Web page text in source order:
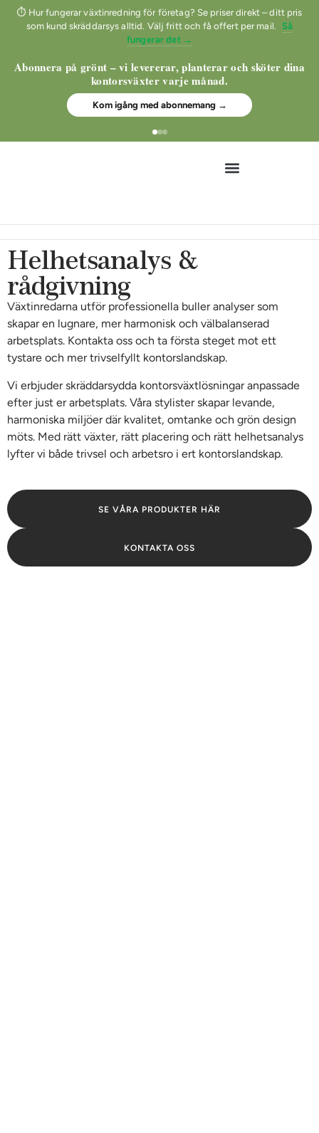
⏱ Hur fungerar växtinredning för företag? Se priser direkt – ditt pris
som kund skräddarsys alltid. Välj fritt och få offert per mail.
Så
fungerar det →
Abonnera på grönt – vi levererar, planterar och sköter dina
kontorsväxter varje månad.
Kom igång med abonnemang →
Helhetsanalys &
rådgivning
Växtinredarna utför professionella buller analyser som
skapar en lugnare, mer harmonisk och välbalanserad
arbetsplats. Kontakta oss och ta första steget mot ett
tystare och mer trivselfyllt kontorslandskap.
Vi erbjuder skräddarsydda kontorsväxtlösningar anpassade
efter just er arbetsplats. Våra stylister skapar levande,
harmoniska miljöer där kvalitet, omtanke och grön design
möts. Med rätt växter, rätt placering och rätt helhetsanalys
lyfter vi både trivsel och arbetsro i ert kontorslandskap.
SE VÅRA PRODUKTER HÄR
KONTAKTA OSS